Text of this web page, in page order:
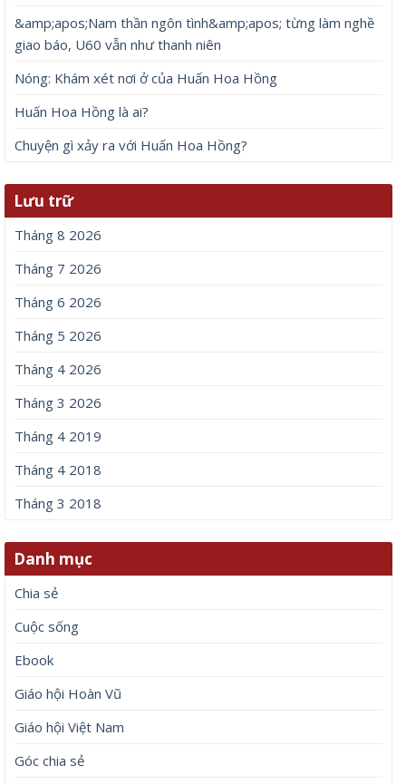
&amp;apos;Nam thần ngôn tình&amp;apos; từng làm nghề
giao báo, U60 vẫn như thanh niên
Nóng: Khám xét nơi ở của Huấn Hoa Hồng
Huấn Hoa Hồng là ai?
Chuyện gì xảy ra với Huấn Hoa Hồng?
Lưu trữ
Tháng 8 2026
Tháng 7 2026
Tháng 6 2026
Tháng 5 2026
Tháng 4 2026
Tháng 3 2026
Tháng 4 2019
Tháng 4 2018
Tháng 3 2018
Danh mục
Chia sẻ
Cuộc sống
Ebook
Giáo hội Hoàn Vũ
Giáo hội Việt Nam
Góc chia sẻ